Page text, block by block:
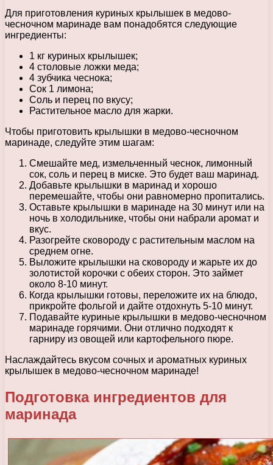
Для приготовления куриных крылышек в медово-
чесночном маринаде вам понадобятся следующие
ингредиенты:
1 кг куриных крылышек;
4 столовые ложки меда;
4 зубчика чеснока;
Сок 1 лимона;
Соль и перец по вкусу;
Растительное масло для жарки.
Чтобы приготовить крылышки в медово-чесночном
маринаде, следуйте этим шагам:
Смешайте мед, измельченный чеснок, лимонный
сок, соль и перец в миске. Это будет ваш маринад.
Добавьте крылышки в маринад и хорошо
перемешайте, чтобы они равномерно пропитались.
Оставьте крылышки в маринаде на 30 минут или на
ночь в холодильнике, чтобы они набрали аромат и
вкус.
Разогрейте сковороду с растительным маслом на
среднем огне.
Выложите крылышки на сковороду и жарьте их до
золотистой корочки с обеих сторон. Это займет
около 8-10 минут.
Когда крылышки готовы, переложите их на блюдо,
прикройте фольгой и дайте отдохнуть 5-10 минут.
Подавайте куриные крылышки в медово-чесночном
маринаде горячими. Они отлично подходят к
гарниру из овощей или картофельного пюре.
Наслаждайтесь вкусом сочных и ароматных куриных
крылышек в медово-чесночном маринаде!
Подготовка ингредиентов для
маринада